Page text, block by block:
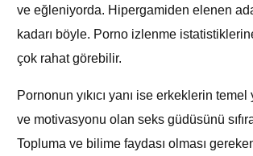
ve eğleniyorda. Hipergamiden elenen
kadarı böyle. Porno izlenme
çok rahat görebilir.
Pornonun yıkıcı yanı ise erkeklerin
ve motivasyonu olan seks güdüsünü
Topluma ve bilime faydası olması